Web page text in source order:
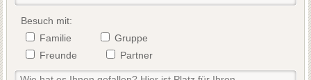
Besuch mit:
Familie
Gruppe
Freunde
Partner